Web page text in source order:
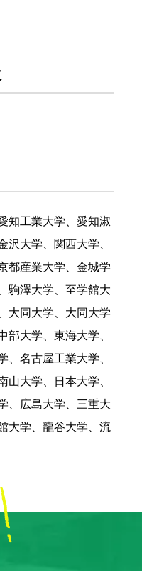
知工業大学、愛知淑
沢大学、関西大学、
都産業大学、金城学
駒澤大学、至学館大
大同大学、大同大学
部大学、東海大学、
、名古屋工業大学、
山大学、日本大学、
、広島大学、三重大
大学、龍谷大学、流